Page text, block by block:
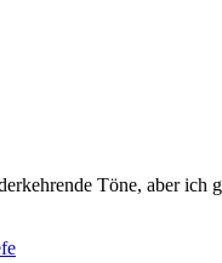
Töne, aber ich